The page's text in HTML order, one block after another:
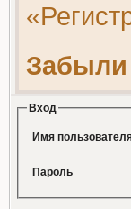
Забыли
Вход
Имя
Пароль